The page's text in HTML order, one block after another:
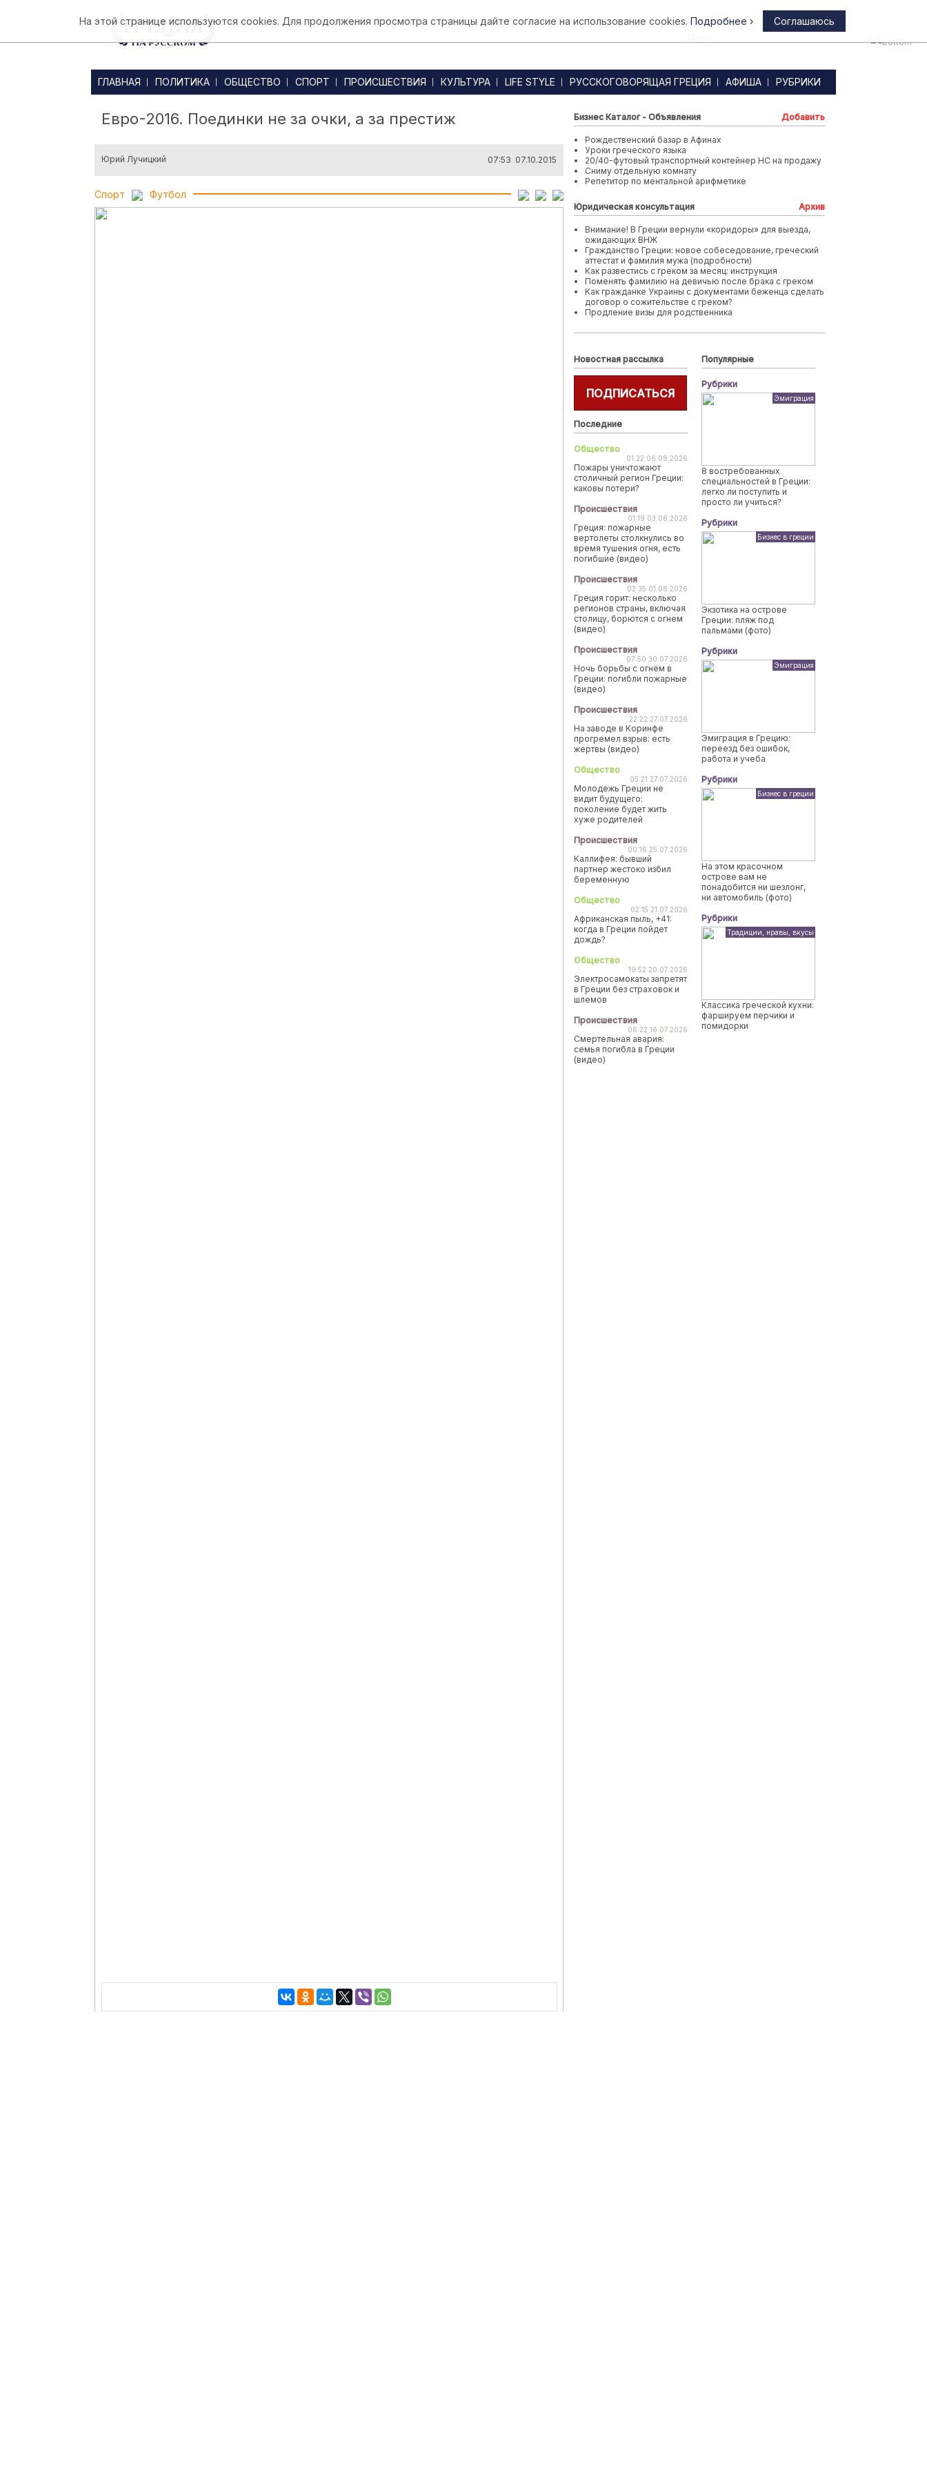
Афины
ГЛАВНАЯ ПОЛИТИКА ОБЩЕСТВО СПОРТ ПРОИСШЕСТВИЯ КУЛЬТУРА LIFE STYLE РУССКОГОВОРЯЩАЯ ГРЕЦИЯ АФИША РУБРИКИ
Евро-2016. Поединки не за очки, а за престиж
Юрий Лучицкий 07:53 07.10.2015
Спорт Футбол
Бизнес Каталог - Объявления Добавить
Рождественский базар в Афинах
Уроки греческого языка
20/40-футовый транспортный контейнер HC на продажу
Сниму отдельную комнату
Репетитор по ментальной арифметике
Юридическая консультация Архив
Внимание! В Греции вернули «коридоры» для выезда,
ожидающих ВНЖ
Гражданство Греции: новое собеседование, греческий
аттестат и фамилия мужа (подробности)
Как развестись с греком за месяц: инструкция
Поменять фамилию на девичью после брака с греком
Как гражданке Украины с документами беженца сделать
договор о сожительстве с греком?
Продление визы для родственника
Новостная рассылка
ПОДПИСАТЬСЯ
Последние
Общество
01:22 06.08.2026
Пожары уничтожают
столичный регион Греции:
каковы потери?
Происшествия
01:19 03.08.2026
Греция: пожарные
вертолеты столкнулись во
время тушения огня, есть
погибшие (видео)
Происшествия
02:35 01.08.2026
Греция горит: несколько
регионов страны, включая
столицу, борются с огнем
(видео)
Происшествия
07:50 30.07.2026
Ночь борьбы с огнём в
Греции: погибли пожарные
(видео)
Происшествия
22:22 27.07.2026
На заводе в Коринфе
прогремел взрыв: есть
жертвы (видео)
Общество
05:21 27.07.2026
Молодежь Греции не
видит будущего:
поколение будет жить
хуже родителей
Происшествия
00:16 25.07.2026
Каллифея: бывший
партнер жестоко избил
беременную
Общество
02:15 21.07.2026
Африканская пыль, +41:
когда в Греции пойдет
дождь?
Общество
19:52 20.07.2026
Электросамокаты запретят
в Греции без страховок и
шлемов
Происшествия
06:22 16.07.2026
Смертельная авария:
семья погибла в Греции
(видео)
Популярные
Рубрики
Эмиграция
8 востребованных
специальностей в Греции:
легко ли поступить и
просто ли учиться?
Рубрики
Бизнес в греции
Экзотика на острове
Греции: пляж под
пальмами (фото)
Рубрики
Эмиграция
Эмиграция в Грецию:
переезд без ошибок,
работа и учеба
Рубрики
Бизнес в греции
На этом красочном
острове вам не
понадобится ни шезлонг,
ни автомобиль (фото)
Рубрики
Традиции, нравы, вкусы
Классика греческой кухни:
фаршируем перчики и
помидорки
На этой странице используются cookies. Для продолжения просмотра страницы дайте согласие на использование cookies. Подробнее › Соглашаюсь